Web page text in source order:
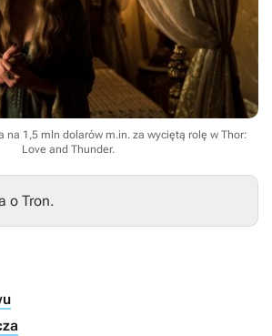
na 1,5 mln dolarów m.in. za wyciętą rolę w Thor:
Love and Thunder.
o Tron.